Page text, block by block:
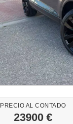
PRECIO AL CONTADO
23900 €